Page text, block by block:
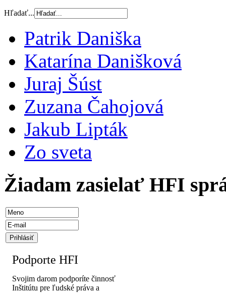
Hľadať...
Patrik Daniška
Katarína Danišková
Juraj Šúst
Zuzana Čahojová
Jakub Lipták
Zo sveta
Žiadam zasielať HFI